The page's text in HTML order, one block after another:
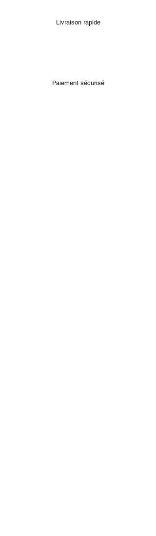
Livraison rapide
Paiement sécurisé